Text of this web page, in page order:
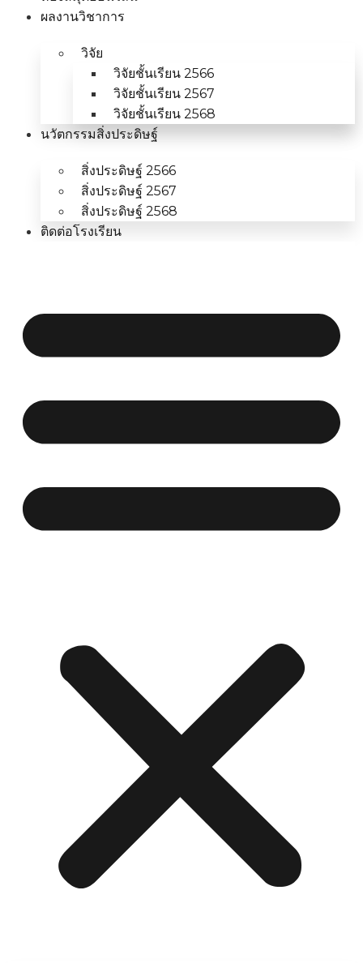
ผลงานวิชาการ
วิจัย
วิจัยชั้นเรียน 2566
วิจัยชั้นเรียน 2567
วิจัยชั้นเรียน 2568
นวัตกรรมสิ่งประดิษฐ์
สิ่งประดิษฐ์ 2566
สิ่งประดิษฐ์ 2567
สิ่งประดิษฐ์ 2568
ติดต่อโรงเรียน